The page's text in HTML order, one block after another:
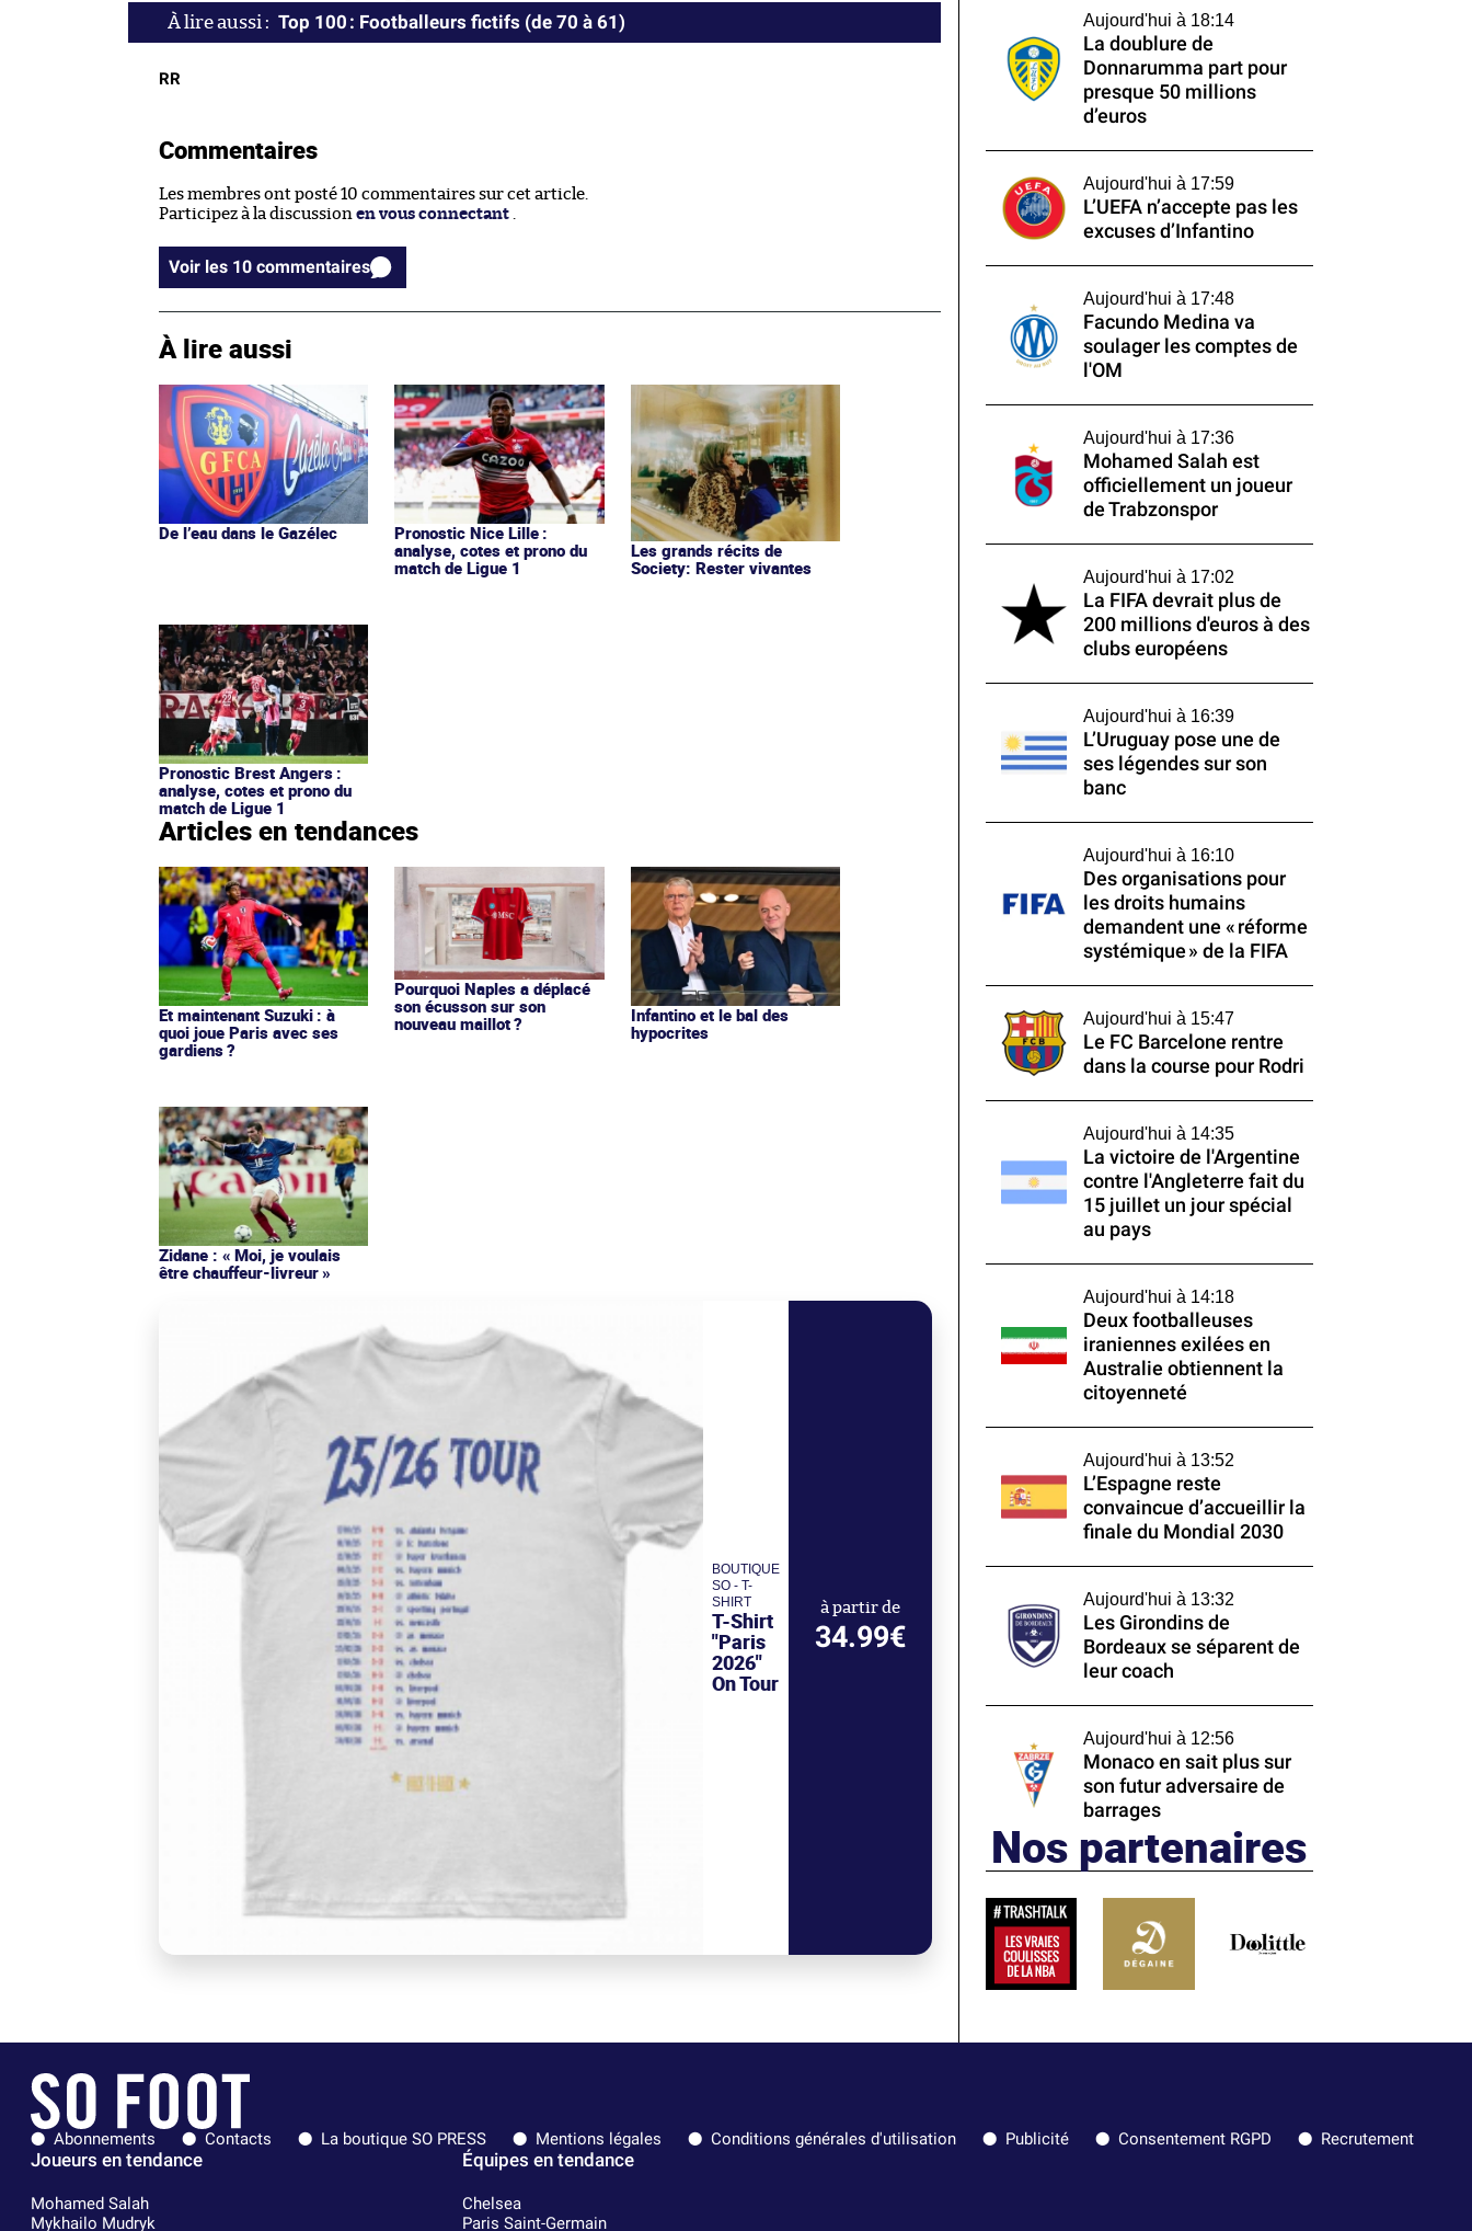
Top 100 : Footballeurs fictifs (de 70 à 61)
RR
Commentaires
Les membres ont posté 10 commentaires sur cet article.
Participez à la discussion en vous connectant
Voir les 10 commentaires
À lire aussi
De l’eau dans le Gazélec
Pronostic Nice Lille :
analyse, cotes et prono du
match de Ligue 1
Les grands récits de
Society: Rester vivantes
Pronostic Brest Angers :
analyse, cotes et prono du
match de Ligue 1
Articles en tendances
Et maintenant Suzuki : à
quoi joue Paris avec ses
gardiens ?
Pourquoi Naples a déplacé
son écusson sur son
nouveau maillot ?
Infantino et le bal des
hypocrites
Zidane : « Moi, je voulais
être chauffeur-livreur »
BOUTIQUE
SO - T-
SHIRT
T-Shirt
"Paris
2026"
On Tour
à partir de
34.99€
Aujourd'hui à 18:14
La doublure de
Donnarumma part pour
presque 50 millions
d’euros
Aujourd'hui à 17:59
L’UEFA n’accepte pas les
excuses d’Infantino
Aujourd'hui à 17:48
Facundo Medina va
soulager les comptes de
l'OM
Aujourd'hui à 17:36
Mohamed Salah est
officiellement un joueur
de Trabzonspor
Aujourd'hui à 17:02
La FIFA devrait plus de
200 millions d'euros à des
clubs européens
Aujourd'hui à 16:39
L’Uruguay pose une de
ses légendes sur son
banc
Aujourd'hui à 16:10
Des organisations pour
les droits humains
demandent une « réforme
systémique » de la FIFA
Aujourd'hui à 15:47
Le FC Barcelone rentre
dans la course pour Rodri
Aujourd'hui à 14:35
La victoire de l'Argentine
contre l'Angleterre fait du
15 juillet un jour spécial
au pays
Aujourd'hui à 14:18
Deux footballeuses
iraniennes exilées en
Australie obtiennent la
citoyenneté
Aujourd'hui à 13:52
L’Espagne reste
convaincue d’accueillir la
finale du Mondial 2030
Aujourd'hui à 13:32
Les Girondins de
Bordeaux se séparent de
leur coach
Aujourd'hui à 12:56
Monaco en sait plus sur
son futur adversaire de
barrages
Nos partenaires
Abonnements Contacts La boutique SO PRESS Mentions légales Conditions générales d'utilisation Publicité Consentement RGPD Recrutement
Joueurs en tendance
Mohamed Salah
Mykhailo Mudryk
Équipes en tendance
Chelsea
Paris Saint-Germain